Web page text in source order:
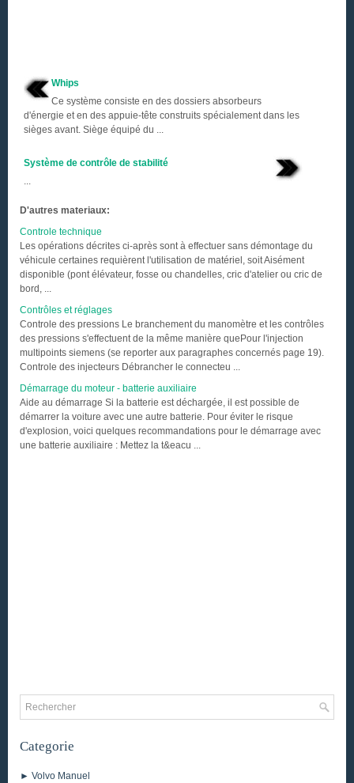
Whips
Ce système consiste en des dossiers absorbeurs
d'énergie et en des appuie-tête construits spécialement dans les
sièges avant. Siège équipé du ...
Système de contrôle de stabilité
...
D'autres materiaux:
Controle technique
Les opérations décrites ci-après sont à effectuer sans démontage du
véhicule certaines requièrent l'utilisation de matériel, soit Aisément
disponible (pont élévateur, fosse ou chandelles, cric d'atelier ou cric de
bord, ...
Contrôles et réglages
Controle des pressions Le branchement du manomètre et les contrôles
des pressions s'effectuent de la même manière quePour l'injection
multipoints siemens (se reporter aux paragraphes concernés page 19).
Controle des injecteurs Débrancher le connecteu ...
Démarrage du moteur - batterie auxiliaire
Aide au démarrage Si la batterie est déchargée, il est possible de
démarrer la voiture avec une autre batterie. Pour éviter le risque
d'explosion, voici quelques recommandations pour le démarrage avec
une batterie auxiliaire : Mettez la t&eacu ...
Categorie
► Volvo Manuel